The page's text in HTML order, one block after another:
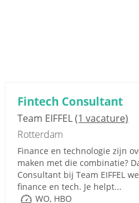
Fintech Consultant
Team EIFFEL(1 vacature)
Rotterdam
Finance en technologie zijn
maken met die combinatie?
Consultant bij Team EIFFEL
finance en tech. Je helpt...
WO, HBO